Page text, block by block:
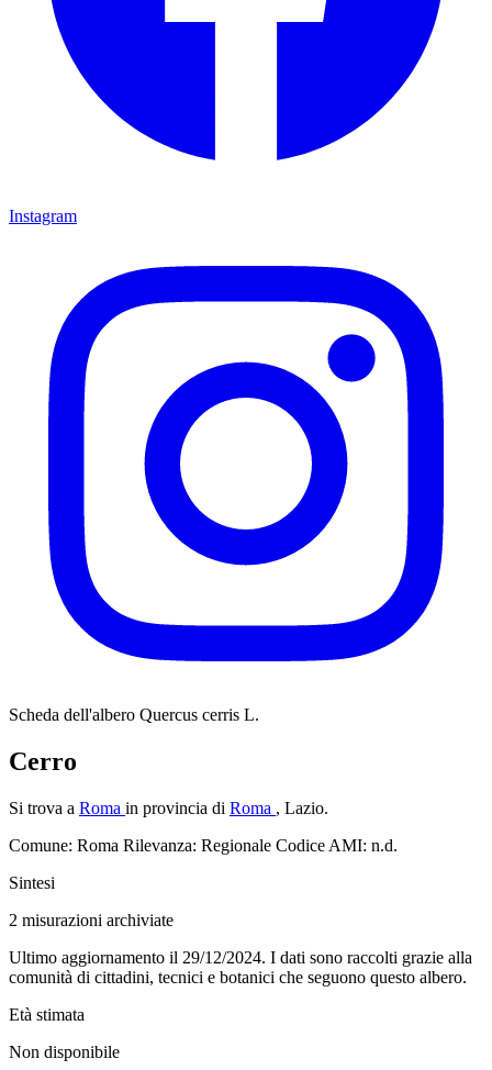
Instagram
Scheda dell'albero Quercus cerris L.
Cerro
Si trova a Roma in provincia di Roma , Lazio.
Comune: Roma Rilevanza: Regionale Codice AMI: n.d.
Sintesi
2 misurazioni archiviate
Ultimo aggiornamento il 29/12/2024. I dati sono raccolti grazie alla
comunità di cittadini, tecnici e botanici che seguono questo albero.
Età stimata
Non disponibile